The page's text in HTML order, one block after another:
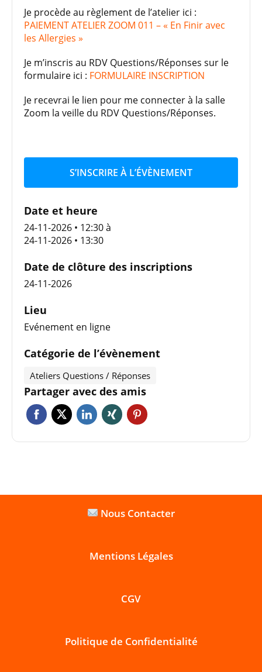
Je procède au règlement de l’atelier ici :
PAIEMENT ATELIER ZOOM 011 – « En Finir avec
les Allergies »
Je m’inscris au RDV Questions/Réponses sur le
formulaire ici : FORMULAIRE INSCRIPTION
Je recevrai le lien pour me connecter à la salle
Zoom la veille du RDV Questions/Réponses.
S’INSCRIRE À L’ÉVÈNEMENT
Date et heure
24-11-2026 • 12:30à
24-11-2026 • 13:30
Date de clôture des inscriptions
24-11-2026
Lieu
Evénement en ligne
Catégorie de l’évènement
Ateliers Questions / Réponses
Partager avec des amis
Nous Contacter
Mentions Légales
CGV
Politique de Confidentialité